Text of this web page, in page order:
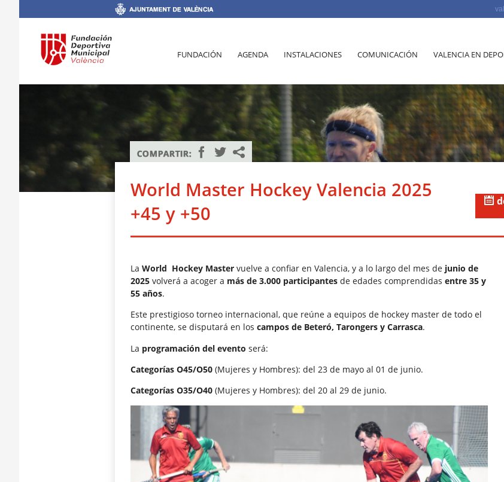
val
FUNDACIÓN AGENDA INSTALACIONES COMUNICACIÓN VALENCIA EN
World Master Hockey Valencia 2025
+45 y +50
La World Hockey Mastervuelve a confiar en Valencia, y a lo largo del mes de junio de
2025volverá a acoger a más de 3.000 participantesde edades comprendidas entre 35 y
55 años.
Este prestigioso torneo internacional, que reúne a equipos de hockey master de todo el
continente, se disputará en los campos de Beteró, Tarongers y Carrasca.
La programación del evento será:
Categorías O45/O50(Mujeres y Hombres): del 23 de mayo al 01 de junio.
Categorías O35/O40(Mujeres y Hombres): del 20 al 29 de junio.